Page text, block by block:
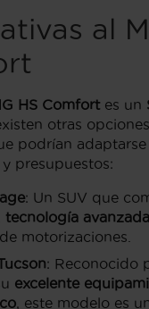
al
HS Comfort es un
otras
podrían
presupuestos:
: Un SUV que
tecnología avanzada
motorizaciones.
: Reconocido
excelente
, este modelo es